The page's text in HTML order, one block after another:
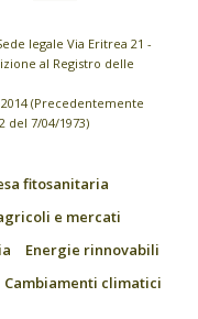
legale Via Eritrea 21 -
al Registro delle
(Precedentemente
del 7/04/1973)
fitosanitaria
e mercati
Energie rinnovabili
Cambiamenti climatici